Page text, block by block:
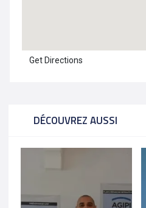
Get Directions
DÉCOUVREZ AUSSI